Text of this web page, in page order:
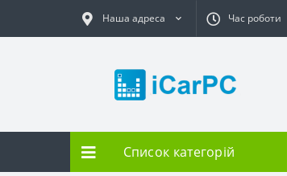
Наша адреса Час роботи
Список категорій